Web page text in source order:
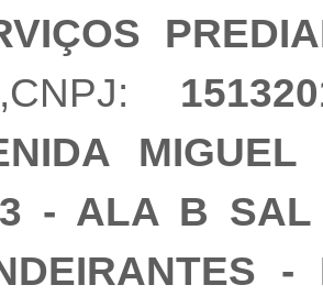
,CNPJ:
MIGUEL
- ALA B SAL